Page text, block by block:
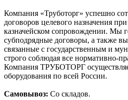
Компания «Труботорг» успешно
договоров целевого назначения
казначейском сопровождении. Мы
субподрядные договоры, а также
связанные с государственным и
строго соблюдая все нормативно-
Компания ТРУБОТОРГ
оборудования по всей России.
Самовывоз: Со складов.